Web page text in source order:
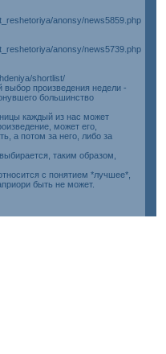
anonsy/news5859.php
anonsy/news5739.php
shortlist/
произведения недели -
большинство
каждый из нас может
может его,
а потом за него, либо за
таким образом,
с понятием *лучшее*,
быть не может.